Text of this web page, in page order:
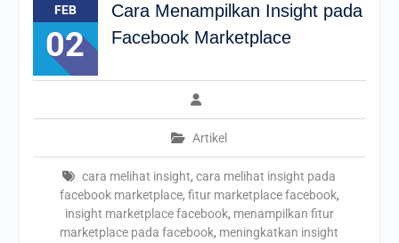
FEB
02
Cara Menampilkan Insight pada
Facebook Marketplace
Artikel
cara melihat insight,cara melihat insight pada
facebook marketplace, fitur marketplace facebook,
insight marketplace facebook, menampilkan fitur
marketplace pada facebook, meningkatkan insight